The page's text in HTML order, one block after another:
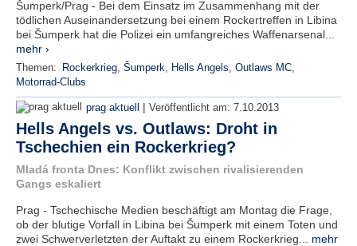
Šumperk/Prag - Bei dem Einsatz im Zusammenhang mit der
tödlichen Auseinandersetzung bei einem Rockertreffen in Libina
bei Šumperk hat die Polizei ein umfangreiches Waffenarsenal...
mehr ›
Themen: Rockerkrieg, Šumperk, Hells Angels, Outlaws MC,
Motorrad-Clubs
prag aktuell | Veröffentlicht am: 7.10.2013
Hells Angels vs. Outlaws: Droht in
Tschechien ein Rockerkrieg?
Mladá fronta Dnes: Konflikt zwischen rivalisierenden
Gangs eskaliert
Prag - Tschechische Medien beschäftigt am Montag die Frage,
ob der blutige Vorfall in Libina bei Šumperk mit einem Toten und
zwei Schwerverletzten der Auftakt zu einem Rockerkrieg... mehr